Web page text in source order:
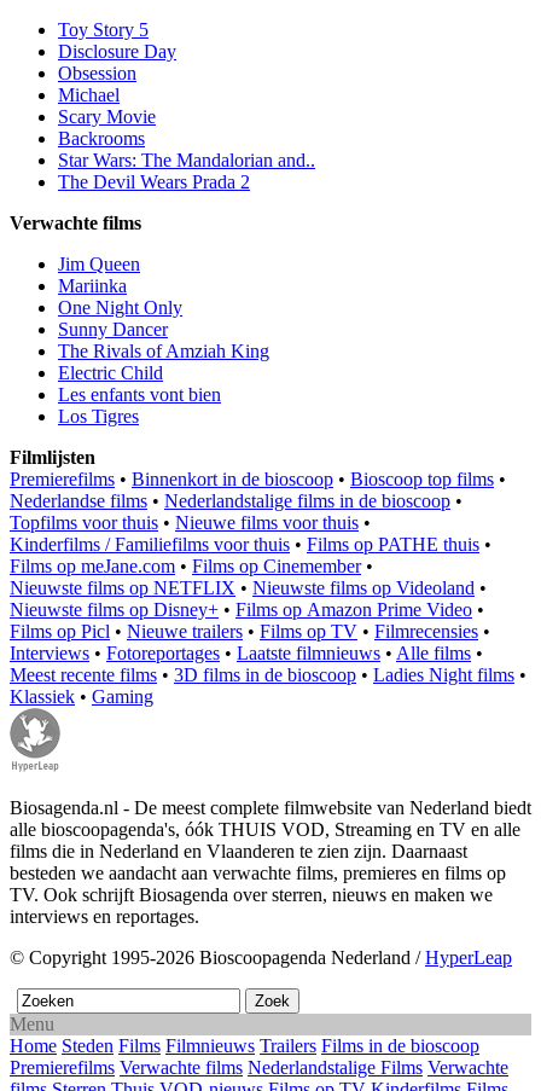
Toy Story 5
Disclosure Day
Obsession
Michael
Scary Movie
Backrooms
Star Wars: The Mandalorian and..
The Devil Wears Prada 2
Verwachte films
Jim Queen
Mariinka
One Night Only
Sunny Dancer
The Rivals of Amziah King
Electric Child
Les enfants vont bien
Los Tigres
Filmlijsten
Premierefilms • Binnenkort in de bioscoop • Bioscoop top films •
Nederlandse films • Nederlandstalige films in de bioscoop •
Topfilms voor thuis • Nieuwe films voor thuis •
Kinderfilms / Familiefilms voor thuis • Films op PATHE thuis •
Films op meJane.com • Films op Cinemember•
Nieuwste films op NETFLIX • Nieuwste films op Videoland •
Nieuwste films op Disney+ • Films op Amazon Prime Video •
Films op Picl • Nieuwe trailers • Films op TV • Filmrecensies •
Interviews • Fotoreportages • Laatste filmnieuws • Alle films •
Meest recente films • 3D films in de bioscoop • Ladies Night films •
Klassiek • Gaming
Biosagenda.nl - De meest complete filmwebsite van Nederland biedt
alle bioscoopagenda's, óók THUIS VOD, Streaming en TV en alle
films die in Nederland en Vlaanderen te zien zijn. Daarnaast
besteden we aandacht aan verwachte films, premieres en films op
TV. Ook schrijft Biosagenda over sterren, nieuws en maken we
interviews en reportages.
© Copyright 1995-2026 Bioscoopagenda Nederland /HyperLeap
Menu
Home Steden Films Filmnieuws Trailers Films in de bioscoop
Premierefilms Verwachte films Nederlandstalige Films Verwachte